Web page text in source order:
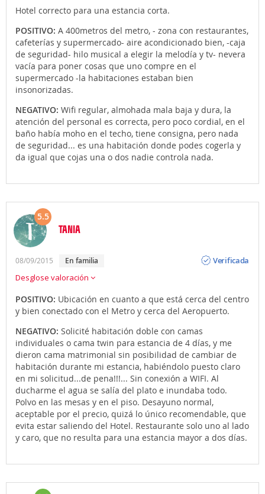
Hotel correcto para una estancia corta.
POSITIVO: A 400metros del metro, - zona con restaurantes,
cafeterías y supermercado- aire acondicionado bien, -caja
de seguridad- hilo musical a elegir la melodía y tv- nevera
vacía para poner cosas que uno compre en el
supermercado -la habitaciones estaban bien
insonorizadas.
NEGATIVO: Wifi regular, almohada mala baja y dura, la
atención del personal es correcta, pero poco cordial, en el
baño había moho en el techo, tiene consigna, pero nada
de seguridad... es una habitación donde podes cogerla y
da igual que cojas una o dos nadie controla nada.
5.5
TANIA
08/09/2015 en familia
Verificada
Desglose valoración
POSITIVO: Ubicación en cuanto a que está cerca del centro
y bien conectado con el Metro y cerca del Aeropuerto.
NEGATIVO: Solicité habitación doble con camas
individuales o cama twin para estancia de 4 días, y me
dieron cama matrimonial sin posibilidad de cambiar de
habitación durante mi estancia, habiéndolo puesto claro
en mi solicitud...de pena!!!... Sin conexión a WIFI. Al
ducharme el agua se salía del plato e inundaba todo.
Polvo en las mesas y en el piso. Desayuno normal,
aceptable por el precio, quizá lo único recomendable, que
evita estar saliendo del Hotel. Restaurante solo uno al lado
y caro, que no resulta para una estancia mayor a dos días.